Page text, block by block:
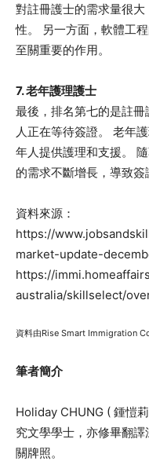
對註冊護士的需求量很
性。 另一方面，軟體工
至關重要的作用。
7. 老年護理護士
最後，排名第七的是註
人正在等待簽證。 老年
年人提供護理和支援。
的需求不斷增長，導致簽
資料來源：
https://
market-update-
https://
australia/skillselect/
資料由Rise Smart Immigration
筆者簡介
Holiday CHUNG ( 鍾愷
究文學學士，亦修畢翻
關牌照。